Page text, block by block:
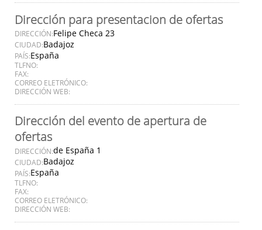
Dirección para presentacion de ofertas
DIRECCIÓN:Felipe Checa 23
CIUDAD:Badajoz
PAÍS:España
TLFNO:
FAX:
CORREO ELETRÓNICO:
DIRECCIÓN WEB:
Dirección del evento de apertura de
ofertas
DIRECCIÓN:de España 1
CIUDAD:Badajoz
PAÍS:España
TLFNO:
FAX:
CORREO ELETRÓNICO:
DIRECCIÓN WEB: